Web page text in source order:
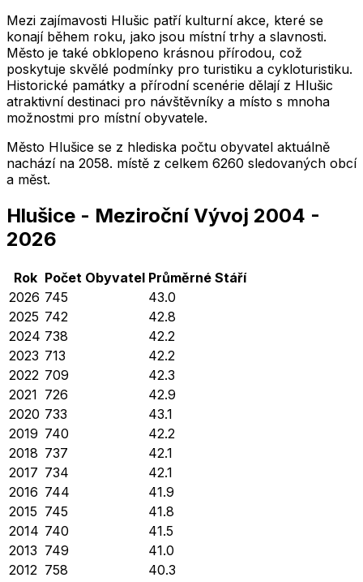
Mezi zajímavosti Hlušic patří kulturní akce, které se
konají během roku, jako jsou místní trhy a slavnosti.
Město je také obklopeno krásnou přírodou, což
poskytuje skvělé podmínky pro turistiku a cykloturistiku.
Historické památky a přírodní scenérie dělají z Hlušic
atraktivní destinaci pro návštěvníky a místo s mnoha
možnostmi pro místní obyvatele.
Město Hlušice se z hlediska počtu obyvatel aktuálně
nachází na 2058. místě z celkem 6260 sledovaných obcí
a měst.
Hlušice - Meziroční Vývoj 2004 -
2026
Rok Počet Obyvatel Průměrné Stáří
2026 745
43.0
2025 742
42.8
2024 738
42.2
2023 713
42.2
2022 709
42.3
2021 726
42.9
2020 733
43.1
2019 740
42.2
2018 737
42.1
2017 734
42.1
2016 744
41.9
2015 745
41.8
2014 740
41.5
2013 749
41.0
2012 758
40.3